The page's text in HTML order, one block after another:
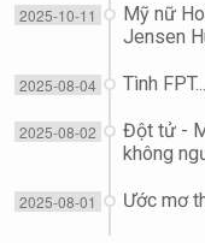
Mỹ nữ
Jensen
2025-10-11
Tình FPT...
2025-08-04
Đột tử -
không
2025-08-02
Ước mơ
2025-08-01